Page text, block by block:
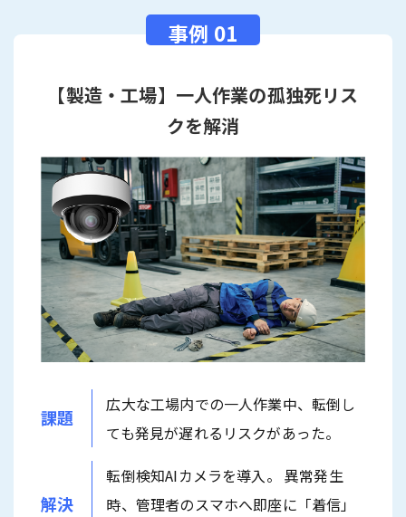
【製造・工場】一人作業の孤独死リス
クを解消
課題
広大な工場内での一人作業中、転倒し
ても発見が遅れるリスクがあった。
解決
転倒検知AIカメラを導入。 異常発生
時、管理者のスマホへ即座に「着信」